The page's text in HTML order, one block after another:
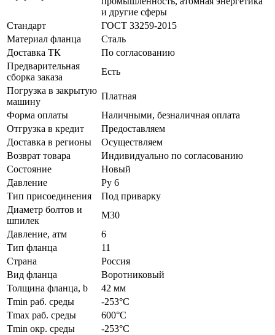
и другие сферы
Стандарт
ГОСТ 33259-2015
Материал фланца
Сталь
Доставка ТК
По согласованию
Предварительная
сборка заказа
Есть
Погрузка в закрытую
машину
Платная
Форма оплаты
Наличными, безналичная оплата
Отгрузка в кредит
Предоставляем
Доставка в регионы
Осуществляем
Возврат товара
Индивидуально по согласованию
Состояние
Новый
Давление
Ру 6
Тип присоединения
Под приварку
Диаметр болтов и
шпилек
М30
Давление, атм
6
Тип фланца
11
Страна
Россия
Вид фланца
Воротниковый
Толщина фланца, b
42 мм
Tmin раб. среды
-253°C
Tmax раб. среды
600°C
Tmin окр. среды
-253°C